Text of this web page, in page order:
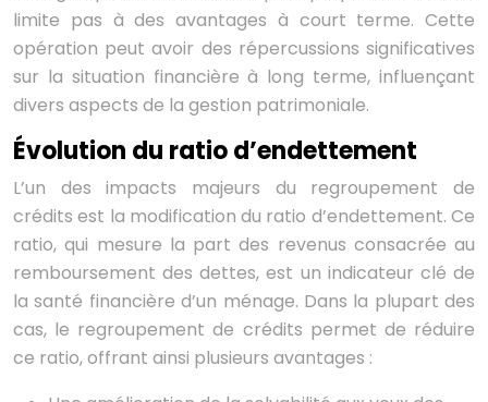
limite pas à des avantages à court terme. Cette
opération peut avoir des répercussions significatives
sur la situation financière à long terme, influençant
divers aspects de la gestion patrimoniale.
Évolution du ratio d’endettement
L’un des impacts majeurs du regroupement de
crédits est la modification du ratio d’endettement. Ce
ratio, qui mesure la part des revenus consacrée au
remboursement des dettes, est un indicateur clé de
la santé financière d’un ménage. Dans la plupart des
cas, le regroupement de crédits permet de réduire
ce ratio, offrant ainsi plusieurs avantages :